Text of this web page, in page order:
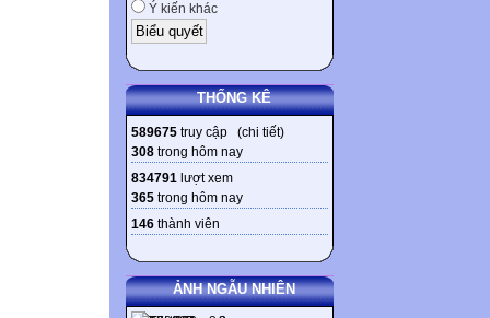
Ý kiến khác
THỐNG KÊ
589675 truy cập (chi tiết)
308 trong hôm nay
834791 lượt xem
365 trong hôm nay
146 thành viên
ẢNH NGẪU NHIÊN